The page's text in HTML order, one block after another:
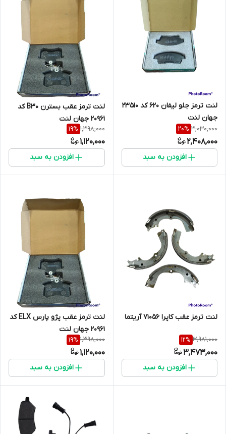
لنت ترمز جلو لیفان 620 کد 23510
جهان لنت
3,030,000
20%
2,408,000
افزودن به سبد
لنت ترمز عقب بسترن B30 کد
20961 جهان لنت
1,398,000
19%
1,120,000
افزودن به سبد
لنت ترمز عقب کاپرا 71056 آریتما
3,981,000
12%
3,473,000
افزودن به سبد
لنت ترمز عقب پژو پارس ELX کد
20961 جهان لنت
1,398,000
19%
1,120,000
افزودن به سبد